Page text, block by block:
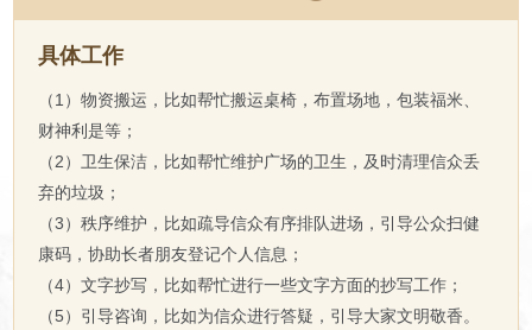
具体工作
（1）物资搬运，比如帮忙搬运桌椅，布置场地，包装福米、
财神利是等；
（2）卫生保洁，比如帮忙维护广场的卫生，及时清理信众丢
弃的垃圾；
（3）秩序维护，比如疏导信众有序排队进场，引导公众扫健
康码，协助长者朋友登记个人信息；
（4）文字抄写，比如帮忙进行一些文字方面的抄写工作；
（5）引导咨询，比如为信众进行答疑，引导大家文明敬香。